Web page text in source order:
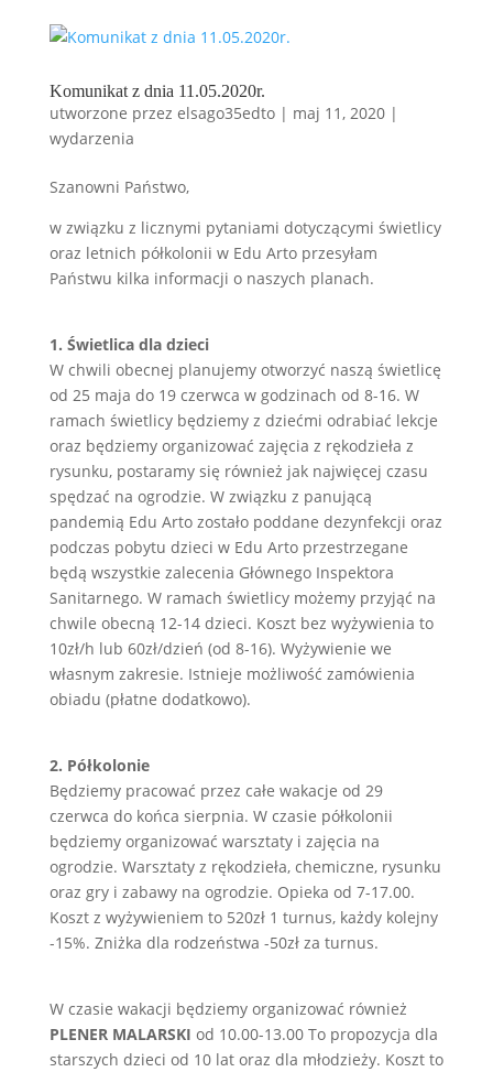
Komunikat z dnia 11.05.2020r.
utworzone przez elsago35edto| maj 11, 2020|
wydarzenia
Szanowni Państwo,
w związku z licznymi pytaniami dotyczącymi świetlicy
oraz letnich półkolonii w Edu Arto przesyłam
Państwu kilka informacji o naszych planach.
1. Świetlica dla dzieci
W chwili obecnej planujemy otworzyć naszą świetlicę
od 25 maja do 19 czerwca w godzinach od 8-16. W
ramach świetlicy będziemy z dziećmi odrabiać lekcje
oraz będziemy organizować zajęcia z rękodzieła z
rysunku, postaramy się również jak najwięcej czasu
spędzać na ogrodzie. W związku z panującą
pandemią Edu Arto zostało poddane dezynfekcji oraz
podczas pobytu dzieci w Edu Arto przestrzegane
będą wszystkie zalecenia Głównego Inspektora
Sanitarnego. W ramach świetlicy możemy przyjąć na
chwile obecną 12-14 dzieci. Koszt bez wyżywienia to
10zł/h lub 60zł/dzień (od 8-16). Wyżywienie we
własnym zakresie. Istnieje możliwość zamówienia
obiadu (płatne dodatkowo).
2. Półkolonie
Będziemy pracować przez całe wakacje od 29
czerwca do końca sierpnia. W czasie półkolonii
będziemy organizować warsztaty i zajęcia na
ogrodzie. Warsztaty z rękodzieła, chemiczne, rysunku
oraz gry i zabawy na ogrodzie. Opieka od 7-17.00.
Koszt z wyżywieniem to 520zł 1 turnus, każdy kolejny
-15%. Zniżka dla rodzeństwa -50zł za turnus.
W czasie wakacji będziemy organizować również
PLENER MALARSKI od 10.00-13.00 To propozycja dla
starszych dzieci od 10 lat oraz dla młodzieży. Koszt to